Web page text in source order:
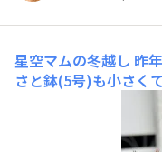
星空マムの冬越し 昨
さと鉢(5号)も小さく
てくれてます 表面の
ら新芽がちらほら見
イナス気温で明後日